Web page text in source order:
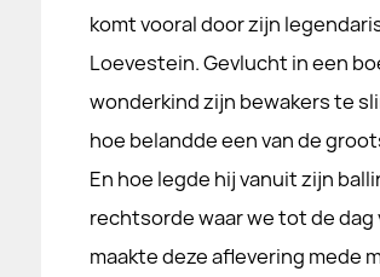
komt vooral door zijn
Loevestein. Gevlucht in een
wonderkind zijn bewakers te
hoe belandde een van de
En hoe legde hij vanuit zijn
rechtsorde waar we tot de dag
maakte deze aflevering mede